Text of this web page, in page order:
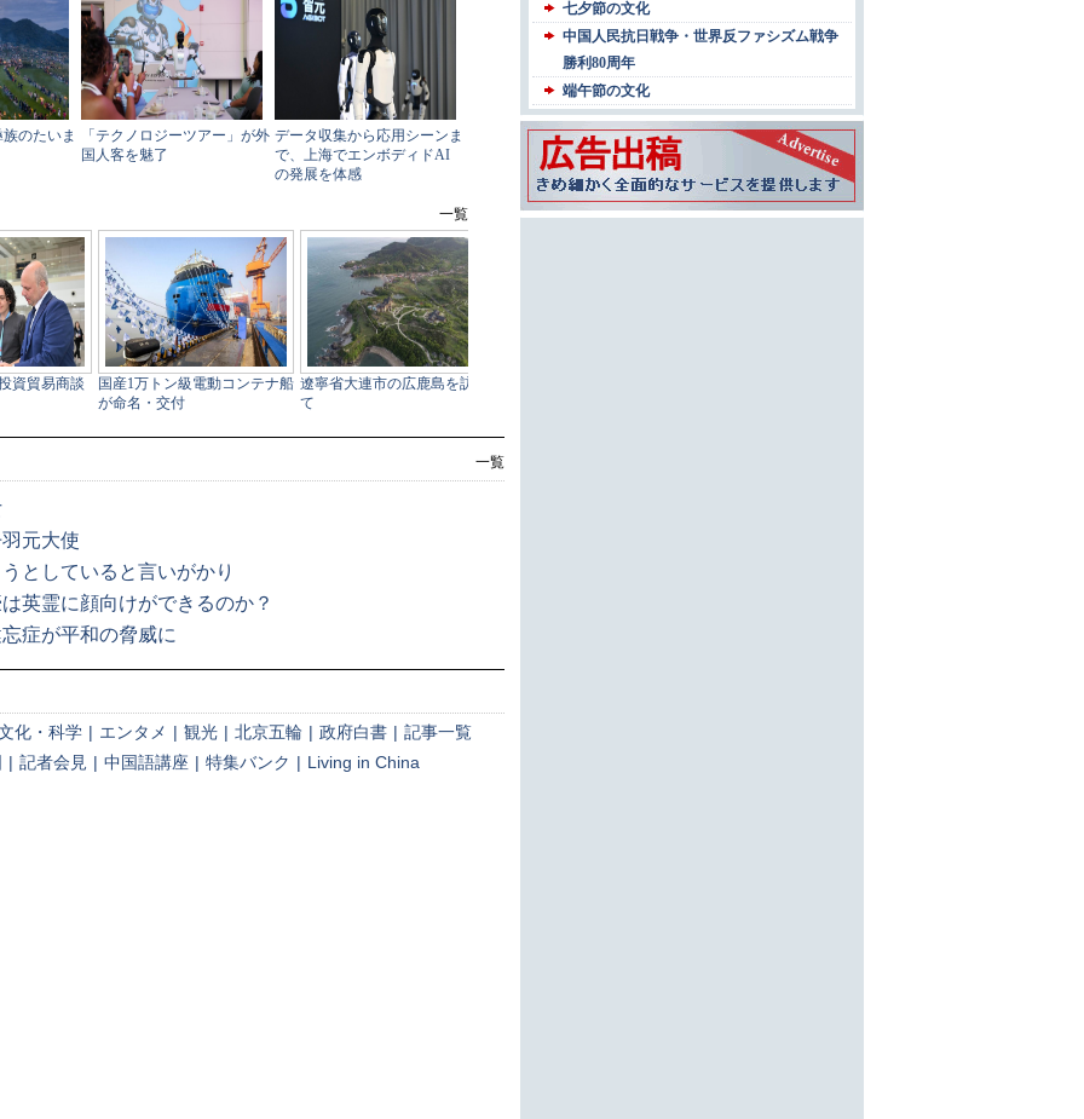
一覧
元大使
としていると言いがかり
英霊に顔向けができるのか？
症が平和の脅威に
化・科学 | エンタメ | 観光 | 北京五輪 | 政府白書 | 記事一覧
| 記者会見 | 中国語講座 | 特集バンク | Living in China